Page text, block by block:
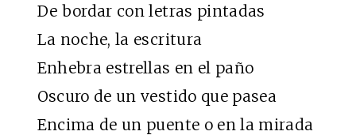
De bordar con letras pintadas
La noche, la escritura
Enhebra estrellas en el paño
Oscuro de un vestido que pasea
Encima de un puente o en la mirada